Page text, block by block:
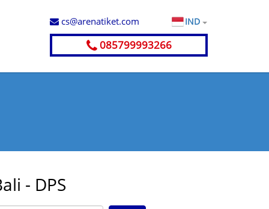
cs@arenatiket.com IND
085799993266
- DPS